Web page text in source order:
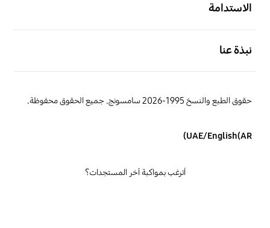
الاستدامة
نبذة عنا
حقوق الطبع والنسخ 1995-2026 سامسونج. جميع الحقوق محفوظة.
UAE/English(AR)
أترغب بمواكبة آخر المستجدات؟